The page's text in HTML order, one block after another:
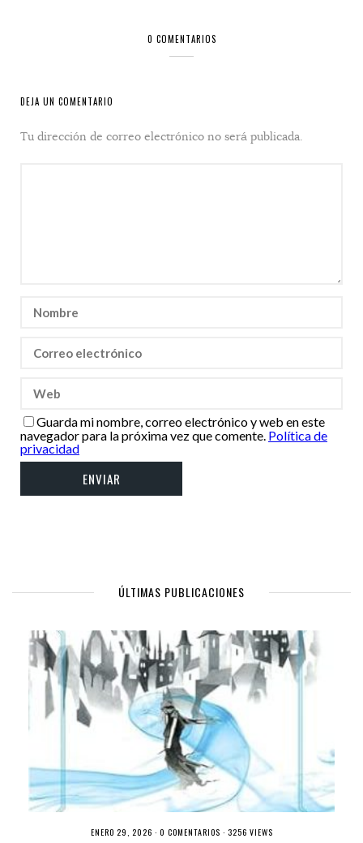
0 COMENTARIOS
DEJA UN COMENTARIO
Tu dirección de correo electrónico no será publicada.
Guarda mi nombre, correo electrónico y web en este
navegador para la próxima vez que comente. Política de
privacidad
ÚLTIMAS PUBLICACIONES
ENERO 29, 2026 · 0 COMENTARIOS · 3256 VIEWS